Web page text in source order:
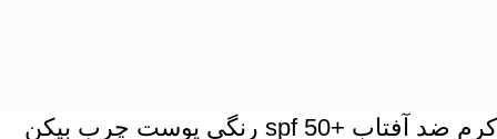
کرم ضد آفتاب +spf 50 رنگی پوست چرب بیکن